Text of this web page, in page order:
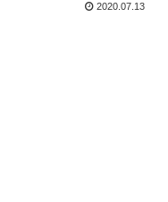
2020.07.13